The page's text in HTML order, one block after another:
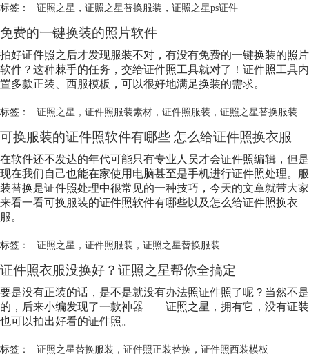
标签： 证照之星 ， 证照之星替换服装 ， 证照之星ps证件
免费的一键换装的照片软件
拍好证件照之后才发现服装不对，有没有免费的一键换装的照片
软件？这种棘手的任务，交给证件照工具就对了！证件照工具内
置多款正装、西服模板，可以很好地满足换装的需求。
标签： 证照之星 ， 证件照服装素材， 证件照服装 ， 证照之星替换服装
可换服装的证件照软件有哪些 怎么给证件照换衣服
在软件还不发达的年代可能只有专业人员才会证件照编辑，但是
现在我们自己也能在家使用电脑甚至是手机进行证件照处理。服
装替换是证件照处理中很常见的一种技巧，今天的文章就带大家
来看一看可换服装的证件照软件有哪些以及怎么给证件照换衣
服。
标签： 证照之星 ， 证件照服装 ， 证照之星替换服装
证件照衣服没换好？证照之星帮你全搞定
要是没有正装的话，是不是就没有办法照证件照了呢？当然不是
的，后来小编发现了一款神器——证照之星，拥有它，没有证装
也可以拍出好看的证件照。
标签： 证照之星替换服装 ， 证件照正装替换 ， 证件照西装模板